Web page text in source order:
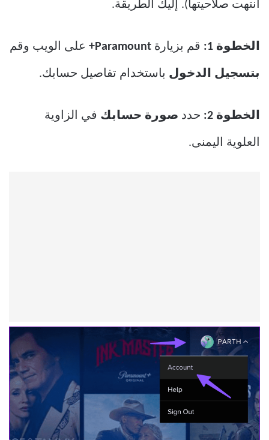
انتهت صلاحيتها). إليك الطريقة.
الخطوة 1: قم بزيارة Paramount+ على الويب وقم
بتسجيل الدخول باستخدام تفاصيل حسابك.
الخطوة 2: حدد صورة حسابك في الزاوية
العلوية اليمنى.